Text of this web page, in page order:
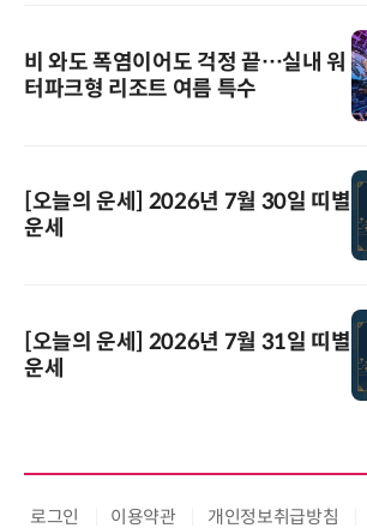
비 와도 폭염이어도 걱정 끝…실내 워
터파크형 리조트 여름 특수
[오늘의 운세] 2026년 7월 30일 띠별
운세
[오늘의 운세] 2026년 7월 31일 띠별
운세
로그인 이용약관 개인정보취급방침